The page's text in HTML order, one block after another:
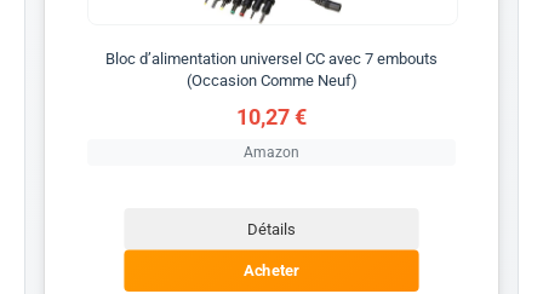
Bloc d’alimentation universel CC avec 7 embouts
(Occasion Comme Neuf)
10,27 €
Amazon
Détails
Acheter